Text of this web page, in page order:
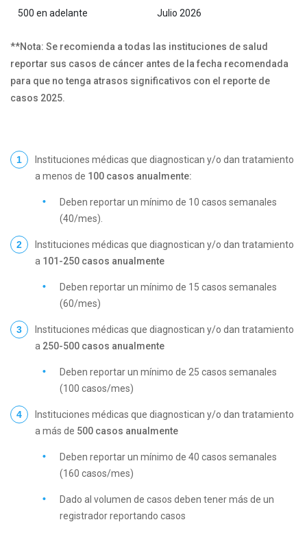
500 en adelante Julio 2026
**Nota: Se recomienda a todas las instituciones de salud
reportar sus casos de cáncer antes de la fecha recomendada
para que no tenga atrasos significativos con el reporte de
casos 2025.
Instituciones médicas que diagnostican y/o dan tratamiento
a menos de 100 casos anualmente:
Deben reportar un mínimo de 10 casos semanales
(40/mes).
Instituciones médicas que diagnostican y/o dan tratamiento
a 101-250 casos anualmente
Deben reportar un mínimo de 15 casos semanales
(60/mes)
Instituciones médicas que diagnostican y/o dan tratamiento
a 250-500 casos anualmente
Deben reportar un mínimo de 25 casos semanales
(100 casos/mes)
Instituciones médicas que diagnostican y/o dan tratamiento
a más de 500 casos anualmente
Deben reportar un mínimo de 40 casos semanales
(160 casos/mes)
Dado al volumen de casos deben tener más de un
registrador reportando casos